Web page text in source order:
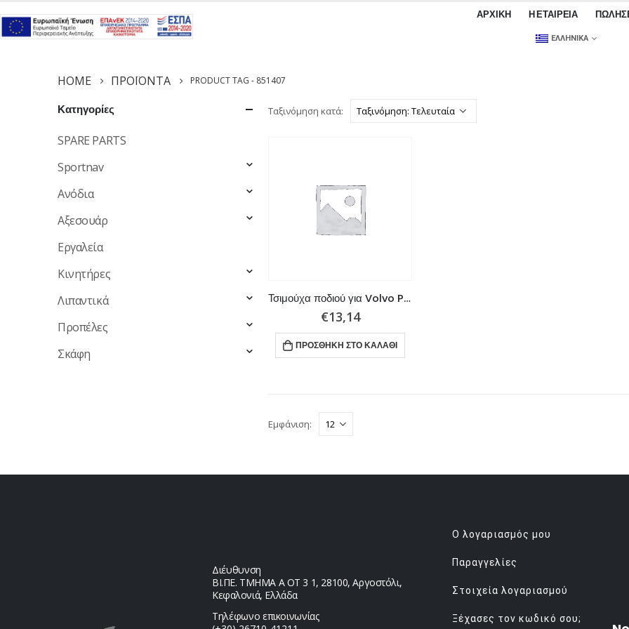
ΑΡΧΙΚΉ Η ΕΤΑΙΡΕΊΑ
ΕΛΛΗΝΙΚΆ
HOME ΠΡΟΪΌΝΤΑ PRODUCT TAG - 851407
Ταξινόμηση κατά:
Τσιμούχα ποδιού για Volvo Penta AQ, DP, XDP, αντικαθιστά τον εργοστασιακό κωδικό: 851407
€13,14
ΠΡΟΣΘΉΚΗ ΣΤΟ ΚΑΛΆΘΙ
Εμφάνιση:
Κατηγορίες
SPARE PARTS
Sportnav
Ανόδια
Αξεσουάρ
Εργαλεία
Κινητήρες
Λιπαντικά
Προπέλες
Σκάφη
Διέυθυνση
ΒΙ.ΠΕ. ΤΜΗΜΑ Α ΟΤ 3 1, 28100, Αργοστόλι,
Κεφαλονιά, Ελλάδα
Τηλέφωνο επικοινωνίας
Ο λογαριασμός μου
Παραγγελίες
Στοιχεία λογαριασμού
Ξέχασες τον κωδικό σου;